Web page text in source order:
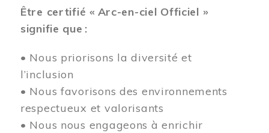
Être certifié « Arc-en-ciel Officiel »
signifie que :
• Nous priorisons la diversité et
l’inclusion
• Nous favorisons des environnements
respectueux et valorisants
• Nous nous engageons à enrichir